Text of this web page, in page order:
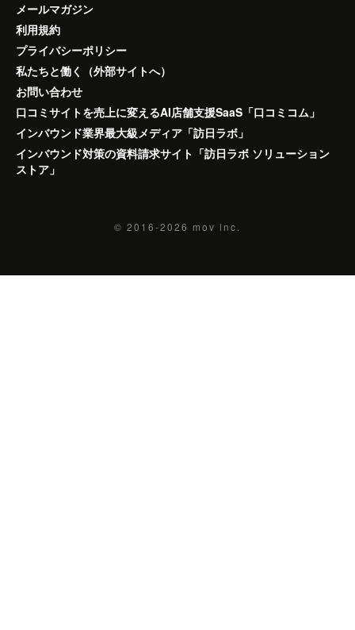
メールマガジン
利用規約
プライバシーポリシー
私たちと働く（外部サイトへ）
お問い合わせ
口コミサイトを売上に変えるAI店舗支援SaaS「口コミコム」
インバウンド業界最大級メディア「訪日ラボ」
インバウンド対策の資料請求サイト「訪日ラボ ソリューション
ストア」
© 2016-2026 mov inc.